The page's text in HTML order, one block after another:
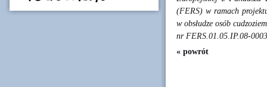
(FERS) w ramach
w obsłudze osób
nr FERS.01.05.IP.08-
« powrót